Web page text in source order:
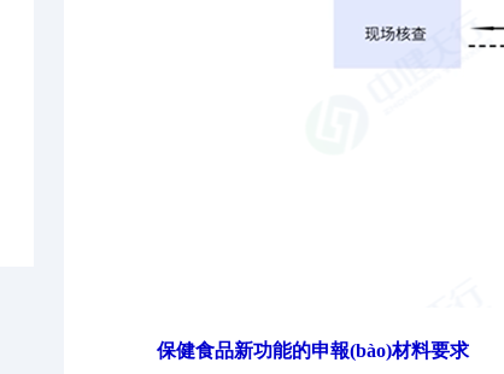
保健食品新功能的申報(bào)材料要求